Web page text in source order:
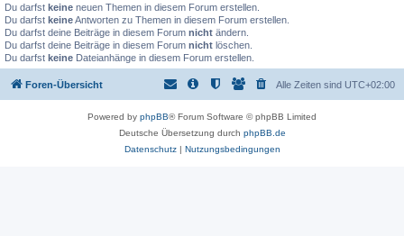
Du darfst keine neuen Themen in diesem Forum erstellen.
Du darfst keineAntworten zu Themen in diesem Forum erstellen.
Du darfst deine Beiträge in diesem Forum nicht ändern.
Du darfst deine Beiträge in diesem Forum nicht löschen.
Du darfst keine Dateianhänge in diesem Forum erstellen.
Foren-Übersicht Alle Zeiten sind UTC+02:00
Powered by phpBB® Forum Software © phpBB Limited
Deutsche Übersetzung durch phpBB.de
Datenschutz| Nutzungsbedingungen